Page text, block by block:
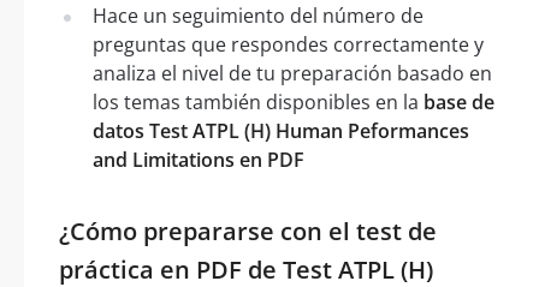
Hace un seguimiento del número de
preguntas que respondes correctamente y
analiza el nivel de tu preparación basado en
los temas también disponibles en la base de
datos Test ATPL (H) Human Peformances
and Limitations en PDF
¿Cómo prepararse con el test de
práctica en PDF de Test ATPL (H)